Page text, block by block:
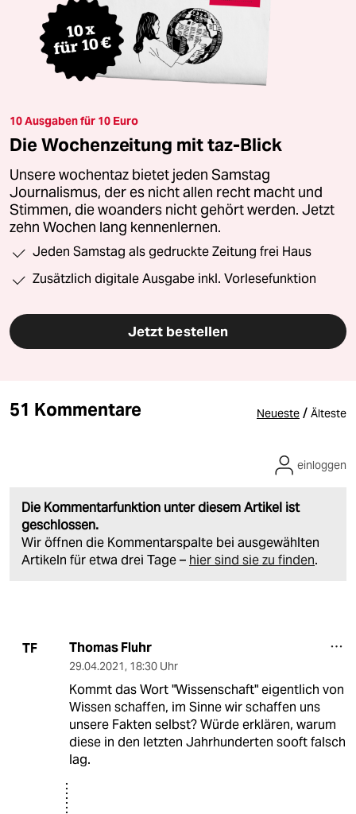
10 Ausgaben für 10 Euro
Die Wochenzeitung mit taz-Blick
Unsere wochentaz bietet jeden Samstag
Journalismus, der es nicht allen recht macht und
Stimmen, die woanders nicht gehört werden. Jetzt
zehn Wochen lang kennenlernen.
Jeden Samstag als gedruckte Zeitung frei Haus
Zusätzlich digitale Ausgabe inkl. Vorlesefunktion
Jetzt bestellen
51 Kommentare Neueste / Älteste
Die Kommentarfunktion unter diesem Artikel ist
geschlossen.
Wir öffnen die Kommentarspalte bei ausgewählten
Artikeln für etwa drei Tage – hier sind sie zu finden.
einloggen
TF Thomas Fluhr
29.04.2021, 18:30 Uhr
Kommt das Wort "Wissenschaft" eigentlich von
Wissen schaffen, im Sinne wir schaffen uns
unsere Fakten selbst? Würde erklären, warum
diese in den letzten Jahrhunderten sooft falsch
lag.